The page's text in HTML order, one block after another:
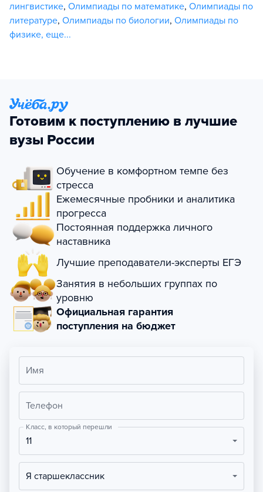
лингвистике, Олимпиады по математике, Олимпиады по
литературе, Олимпиады по биологии, Олимпиады по
физике, еще...
Готовим к поступлению в лучшие
вузы России
Обучение в комфортном темпе без
стресса
Ежемесячные пробники и аналитика
прогресса
Постоянная поддержка личного
наставника
Лучшие преподаватели-эксперты ЕГЭ
Занятия в небольших группах по
уровню
Официальная гарантия
поступления на бюджет
Имя
Телефон
Класс, в который перешли
11
Я старшеклассник